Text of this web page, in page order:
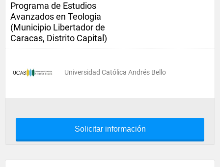
Programa de Estudios
Avanzados en Teología
(Municipio Libertador de
Caracas, Distrito Capital)
Universidad Católica Andrés Bello
Solicitar información